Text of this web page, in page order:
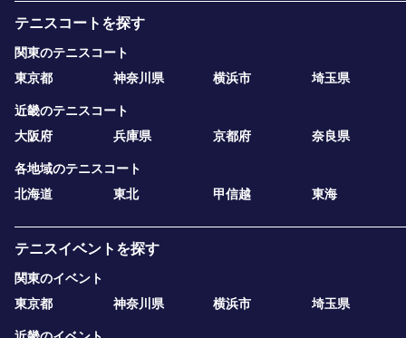
テニスコートを探す
関東のテニスコート
東京都
神奈川県 横浜市 埼玉県
近畿のテニスコート
大阪府
兵庫県 京都府 奈良県
各地域のテニスコート
北海道
東北 甲信越 東海
テニスイベントを探す
関東のイベント
東京都
神奈川県 横浜市 埼玉県